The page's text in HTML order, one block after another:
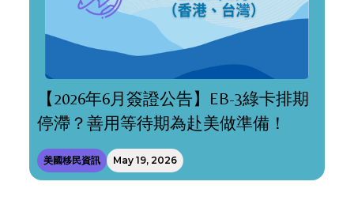
【2026年6月簽證公告】EB-3綠卡排期
停滯？善用等待期為赴美做準備！
美國移民資訊 May 19, 2026